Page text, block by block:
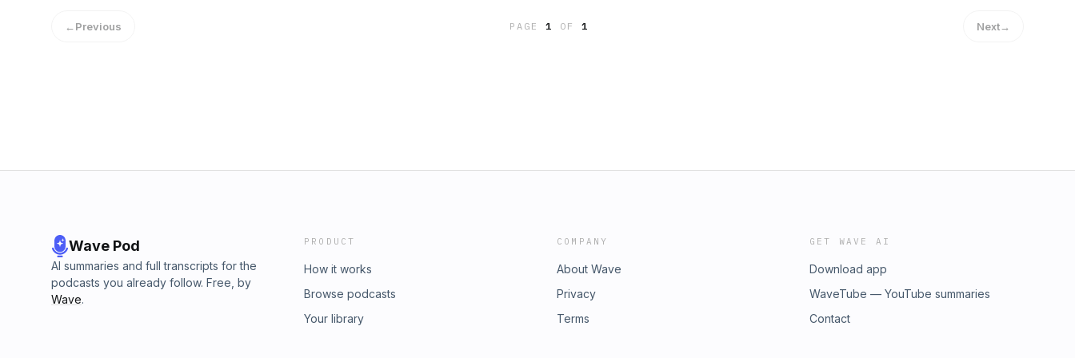
←Previous PAGE1 OF 1 Next→
Wave Pod
AI summaries and full transcripts for the
podcasts you already follow. Free, by
Wave.
PRODUCT
How it works
Browse podcasts
Your library
COMPANY
About Wave
Privacy
Terms
GET WAVE AI
Download app
WaveTube — YouTube summaries
Contact